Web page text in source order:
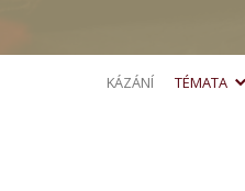
KÁZÁNÍ TÉMATA